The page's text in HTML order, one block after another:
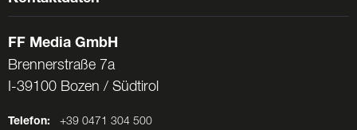
FF Media GmbH
Brennerstraße 7a
I-39100 Bozen / Südtirol
Telefon: +39 0471 304 500